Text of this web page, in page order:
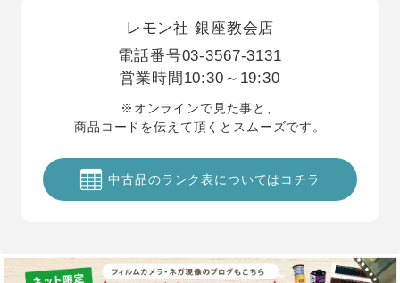
レモン社 銀座教会店
電話番号03-3567-3131
営業時間 10:30～19:30
※オンラインで見た事と、
商品コードを伝えて頂くとスムーズです。
中古品のランク表についてはコチラ